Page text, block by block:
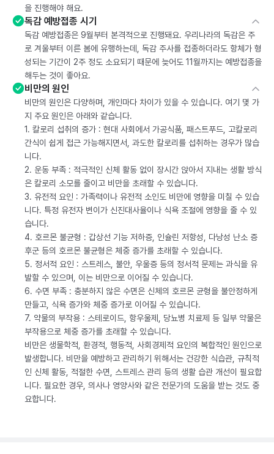
을 진행해야 해요.
독감 예방접종 시기
독감 예방접종은 9월부터 본격적으로 진행돼요. 우리나라의 독감은 주
로 겨울부터 이른 봄에 유행하는데, 독감 주사를 접종하더라도 항체가 형
성되는 기간이 2주 정도 소요되기 때문에 늦어도 11월까지는 예방접종을
해두는 것이 좋아요.
비만의 원인
비만의 원인은 다양하며, 개인마다 차이가 있을 수 있습니다. 여기 몇 가
지 주요 원인은 아래와 같습니다.
1. 칼로리 섭취의 증가 : 현대 사회에서 가공식품, 패스트푸드, 고칼로리
간식이 쉽게 접근 가능해지면서, 과도한 칼로리를 섭취하는 경우가 많습
니다.
2. 운동 부족 : 적극적인 신체 활동 없이 장시간 앉아서 지내는 생활 방식
은 칼로리 소모를 줄이고 비만을 초래할 수 있습니다.
3. 유전적 요인 : 가족력이나 유전적 소인도 비만에 영향을 미칠 수 있습
니다. 특정 유전자 변이가 신진대사율이나 식욕 조절에 영향을 줄 수 있
습니다.
4. 호르몬 불균형 : 갑상선 기능 저하증, 인슐린 저항성, 다낭성 난소 증
후군 등의 호르몬 불균형은 체중 증가를 초래할 수 있습니다.
5. 정서적 요인 : 스트레스, 불안, 우울증 등의 정서적 문제는 과식을 유
발할 수 있으며, 이는 비만으로 이어질 수 있습니다.
6. 수면 부족 : 충분하지 않은 수면은 신체의 호르몬 균형을 불안정하게
만들고, 식욕 증가와 체중 증가로 이어질 수 있습니다.
7. 약물의 부작용 : 스테로이드, 항우울제, 당뇨병 치료제 등 일부 약물은
부작용으로 체중 증가를 초래할 수 있습니다.
비만은 생물학적, 환경적, 행동적, 사회경제적 요인의 복합적인 원인으로
발생합니다. 비만을 예방하고 관리하기 위해서는 건강한 식습관, 규칙적
인 신체 활동, 적절한 수면, 스트레스 관리 등의 생활 습관 개선이 필요합
니다. 필요한 경우, 의사나 영양사와 같은 전문가의 도움을 받는 것도 중
요합니다.